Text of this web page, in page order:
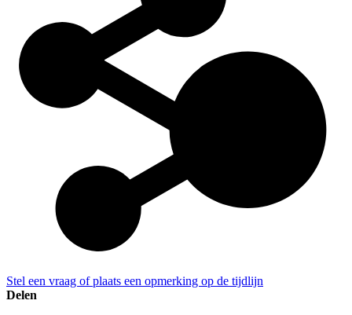
Stel een vraag of plaats een opmerking op de tijdlijn
Delen